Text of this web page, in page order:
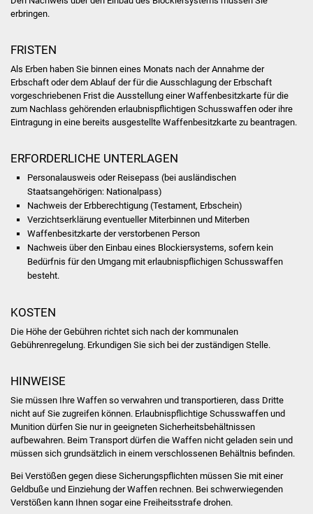
Veranstaltungen
Ostermarkt
Einrichtungen
Stadtarchiv
Zehntscheuer
Bürgerhaus
Vereine und Parteien
Beirat Süßener Vereine
Sportanlagen
Erlebnisregion
erbringen.
FRISTEN
Als Erben haben Sie binnen eines Monats nach der Annahme der
Erbschaft oder dem Ablauf der für die Ausschlagung der Erbschaft
vorgeschriebenen Frist die Ausstellung einer Waffenbesitzkarte für die
zum Nachlass gehörenden erlaubnispflichtigen Schusswaffen oder ihre
Eintragung in eine bereits ausgestellte Waffenbesitzkarte zu beantragen.
ERFORDERLICHE UNTERLAGEN
Personalausweis oder Reisepass (bei ausländischen
Staatsangehörigen: Nationalpass)
Nachweis der Erbberechtigung (Testament, Erbschein)
Verzichtserklärung eventueller Miterbinnen und Miterben
Waffenbesitzkarte der verstorbenen Person
Nachweis über den Einbau eines Blockiersystems, sofern kein
Bedürfnis für den Umgang mit erlaubnispflichigen Schusswaffen
besteht.
KOSTEN
Die Höhe der Gebühren richtet sich nach der kommunalen
Gebührenregelung. Erkundigen Sie sich bei der zuständigen Stelle.
HINWEISE
Sie müssen Ihre Waffen so verwahren und transportieren, dass Dritte
nicht auf Sie zugreifen können. Erlaubnispflichtige Schusswaffen und
Munition dürfen Sie nur in geeigneten Sicherheitsbehältnissen
aufbewahren. Beim Transport dürfen die Waffen nicht geladen sein und
müssen sich grundsätzlich in einem verschlossenen Behältnis befinden.
Bei Verstößen gegen diese Sicherungspflichten müssen Sie mit einer
Geldbuße und Einziehung der Waffen rechnen. Bei schwerwiegenden
Verstößen kann Ihnen sogar eine Freiheitsstrafe drohen.